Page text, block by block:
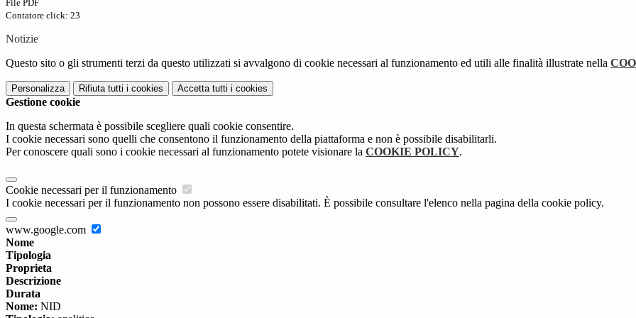
File PDF
Contatore click: 23
Notizie
Questo sito o gli strumenti terzi da questo utilizzati si avvalgono di cookie necessari al funzionamento ed utili alle finalità illustrate nella
Personalizza Rifiuta tutti i cookies Accetta tutti i cookies
Gestione cookie
In questa schermata è possibile scegliere quali cookie consentire.
I cookie necessari sono quelli che consentono il funzionamento della piattaforma e non è possibile disabilitarli.
Per conoscere quali sono i cookie necessari al funzionamento potete visionare la COOKIE POLICY.
Cookie necessari per il funzionamento
I cookie necessari per il funzionamento non possono essere disabilitati. È possibile consultare l'elenco nella pagina della cookie policy.
www.google.com
Nome
Tipologia
Proprieta
Descrizione
Durata
Nome: NID